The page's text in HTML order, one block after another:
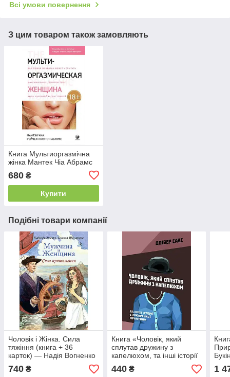
Всі умови повернення
З цим товаром також замовляють
Книга Мультиоргазмічна
жінка Мантек Чіа Абрамс
680 ₴
Купити
Подібні товари компанії
Чоловік і Жінка. Сила
тяжіння (книга + 36
карток) — Надія Вогненко
Євгенія Цанникова
740 ₴
Книга «Чоловік, який
сплутав дружину з
капелюхом, та інші історії
з лікарської практики»
Олівер Сакс
440₴ 1